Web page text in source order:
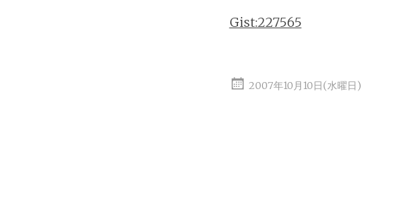
Gist:227565
2007年10月10日(水曜日)